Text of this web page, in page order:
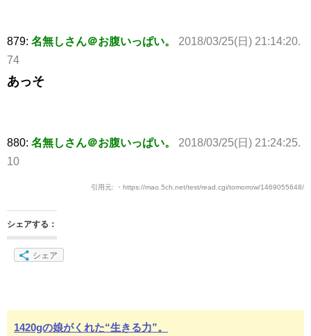
879: 名無しさん＠お腹いっぱい。
2018/03/25(日) 21:14:20.
74
あっそ
880: 名無しさん＠お腹いっぱい。
2018/03/25(日) 21:24:25.
10
引用元: ・https://mao.5ch.net/test/read.cgi/tomorrow/1469055648/
シェアする：
シェア
1420gの娘がくれた“生きる力”。